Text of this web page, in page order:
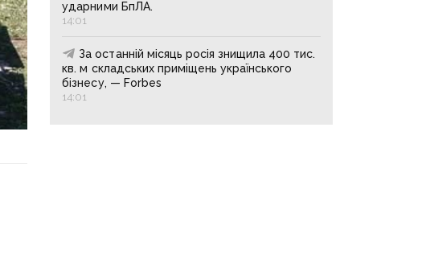
ударними БпЛА.
14:01
За останній місяць росія знищила 400 тис.
кв. м складських приміщень українського
бізнесу, — Forbes
14:01